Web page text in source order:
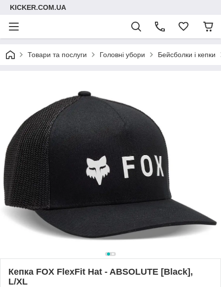
KICKER.COM.UA
Товари та послуги Головні убори Бейсболки і кепки
Кепка FOX FlexFit Hat - ABSOLUTE [Black],
L/XL